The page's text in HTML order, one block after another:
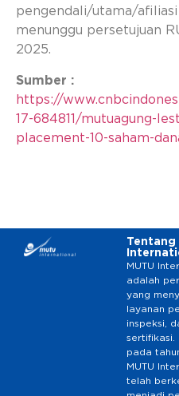
pengendali/utama/
menunggu persetujuan
2025.
Sumber :
https://
17-684811/mutuagung-
placement-10-saham-
Tentang
MUTU
adalah
yang
layanan
inspeksi,
sertifikasi.
pada
MUTU
telah